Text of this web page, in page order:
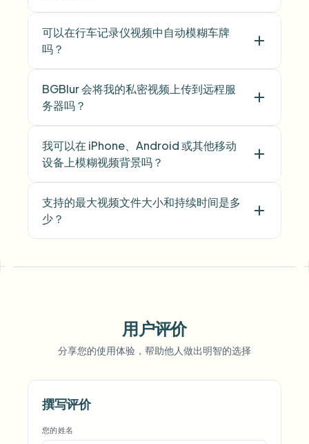
可以在行车记录仪视频中自动模糊车牌
吗？
BGBlur 会将我的私密视频上传到远程服
务器吗？
我可以在 iPhone、Android 或其他移动
设备上模糊视频背景吗？
支持的最大视频文件大小和持续时间是多
少？
Voice Anon
用户评价
分享您的使用体验，帮助他人做出明智的选择
撰写评价
您的姓名